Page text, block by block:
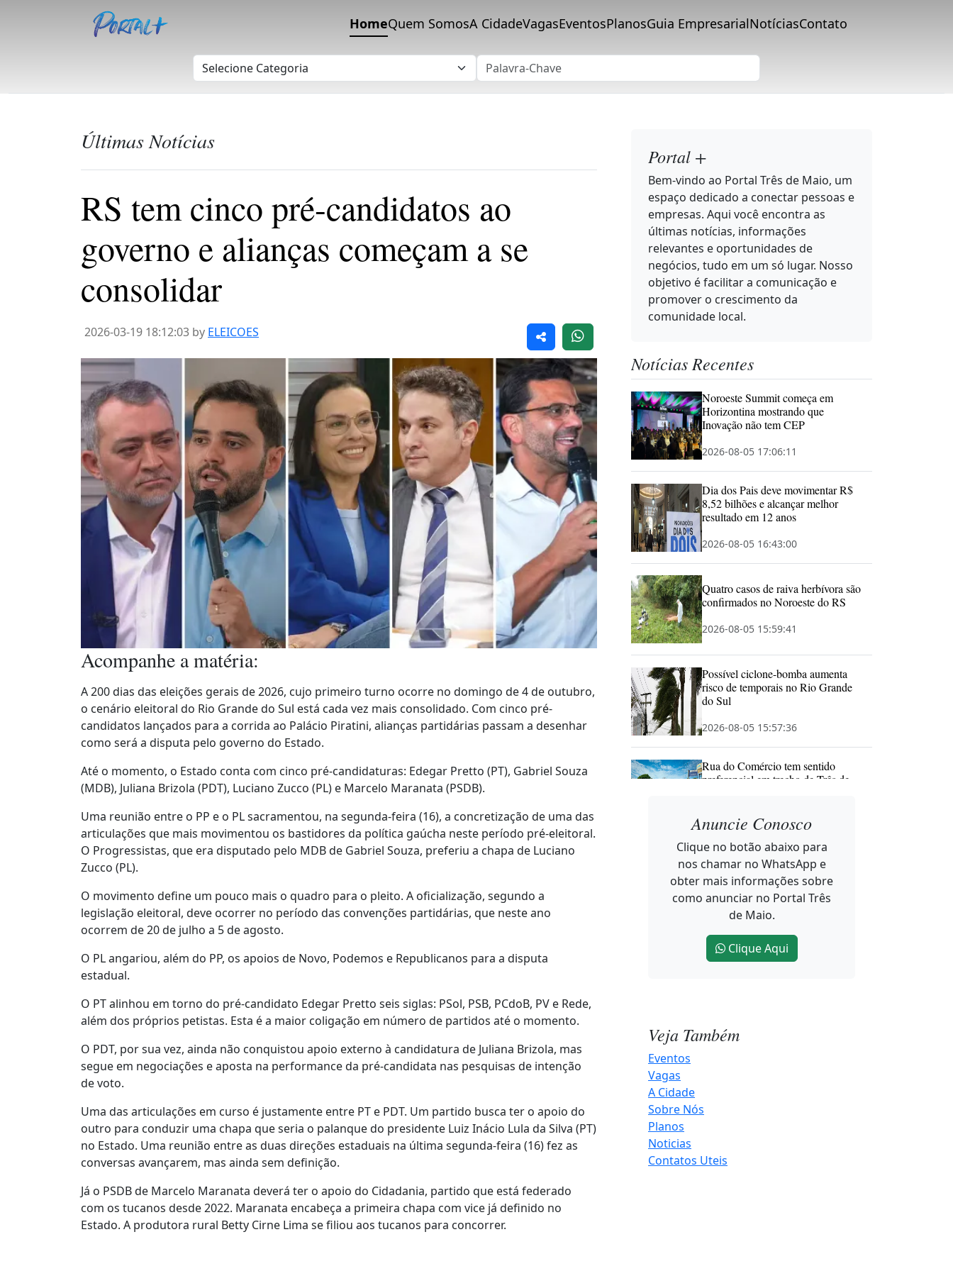
HomeQuem SomosA CidadeVagasEventosPlanosGuia EmpresarialNotíciasContato
Últimas Notícias
RS tem cinco pré-candidatos ao
governo e alianças começam a se
consolidar
2026-03-19 18:12:03 by ELEICOES
Acompanhe a matéria:
A 200 dias das eleições gerais de 2026, cujo primeiro turno ocorre no domingo de 4 de outubro,
o cenário eleitoral do Rio Grande do Sul está cada vez mais consolidado. Com cinco pré-
candidatos lançados para a corrida ao Palácio Piratini, alianças partidárias passam a desenhar
como será a disputa pelo governo do Estado.
Até o momento, o Estado conta com cinco pré-candidaturas: Edegar Pretto (PT), Gabriel Souza
(MDB), Juliana Brizola (PDT), Luciano Zucco (PL) e Marcelo Maranata (PSDB).
Uma reunião entre o PP e o PL sacramentou, na segunda-feira (16), a concretização de uma das
articulações que mais movimentou os bastidores da política gaúcha neste período pré-eleitoral.
O Progressistas, que era disputado pelo MDB de Gabriel Souza, preferiu a chapa de Luciano
Zucco (PL).
O movimento define um pouco mais o quadro para o pleito. A oficialização, segundo a
legislação eleitoral, deve ocorrer no período das convenções partidárias, que neste ano
ocorrem de 20 de julho a 5 de agosto.
O PL angariou, além do PP, os apoios de Novo, Podemos e Republicanos para a disputa
estadual.
O PT alinhou em torno do pré-candidato Edegar Pretto seis siglas: PSol, PSB, PCdoB, PV e Rede,
além dos próprios petistas. Esta é a maior coligação em número de partidos até o momento.
O PDT, por sua vez, ainda não conquistou apoio externo à candidatura de Juliana Brizola, mas
segue em negociações e aposta na performance da pré-candidata nas pesquisas de intenção
de voto.
Uma das articulações em curso é justamente entre PT e PDT. Um partido busca ter o apoio do
outro para conduzir uma chapa que seria o palanque do presidente Luiz Inácio Lula da Silva (PT)
no Estado. Uma reunião entre as duas direções estaduais na última segunda-feira (16) fez as
conversas avançarem, mas ainda sem definição.
Já o PSDB de Marcelo Maranata deverá ter o apoio do Cidadania, partido que está federado
com os tucanos desde 2022. Maranata encabeça a primeira chapa com vice já definido no
Estado. A produtora rural Betty Cirne Lima se filiou aos tucanos para concorrer.
Portal +
Bem-vindo ao Portal Três de Maio, um
espaço dedicado a conectar pessoas e
empresas. Aqui você encontra as
últimas notícias, informações
relevantes e oportunidades de
negócios, tudo em um só lugar. Nosso
objetivo é facilitar a comunicação e
promover o crescimento da
comunidade local.
Notícias Recentes
Noroeste Summit começa em
Horizontina mostrando que
Inovação não tem CEP
2026-08-05 17:06:11
Dia dos Pais deve movimentar R$
8,52 bilhões e alcançar melhor
resultado em 12 anos
2026-08-05 16:43:00
Quatro casos de raiva herbívora são
confirmados no Noroeste do RS
2026-08-05 15:59:41
Possível ciclone-bomba aumenta
risco de temporais no Rio Grande
do Sul
2026-08-05 15:57:36
Rua do Comércio tem sentido
preferencial em trecho de Três de
2026-08-05 15:21:08
Agosto Lilás ganha destaque em
espaços públicos de Três de Maio
2026-08-05 15:19:45
Noroeste Summit 2026 reúne
inovação e negócios em
nova mudança no tempo no RS
Anuncie Conosco
Clique no botão abaixo para
nos chamar no WhatsApp e
obter mais informações sobre
como anunciar no Portal Três
de Maio.
Clique Aqui
Veja Também
Eventos
Vagas
A Cidade
Sobre Nós
Planos
Noticias
Contatos Uteis